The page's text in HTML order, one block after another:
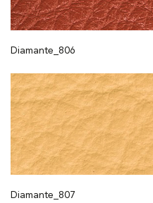
Diamante_806
Diamante_807